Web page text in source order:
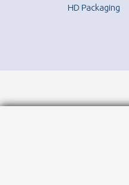
HD Packaging